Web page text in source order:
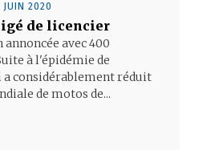
JUIN 2020
de licencier
avec 400
à l'épidémie de
considérablement réduit
de motos de...